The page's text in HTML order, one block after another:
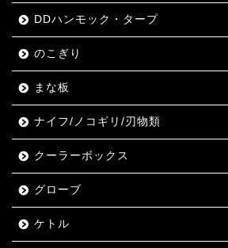
DDハンモック・タープ
のこぎり
まな板
ナイフ/ノコギリ/刃物類
クーラーボックス
グローブ
ケトル